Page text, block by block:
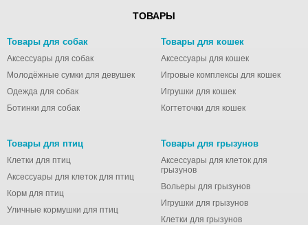
ТОВАРЫ
Товары для собак
Аксессуары для собак
Молодёжные сумки для девушек
Одежда для собак
Ботинки для собак
Товары для кошек
Аксессуары для кошек
Игровые комплексы для кошек
Игрушки для кошек
Когтеточки для кошек
Товары для птиц
Клетки для птиц
Аксессуары для клеток для птиц
Корм для птиц
Уличные кормушки для птиц
Товары для грызунов
Аксессуары для клеток для
грызунов
Вольеры для грызунов
Игрушки для грызунов
Клетки для грызунов